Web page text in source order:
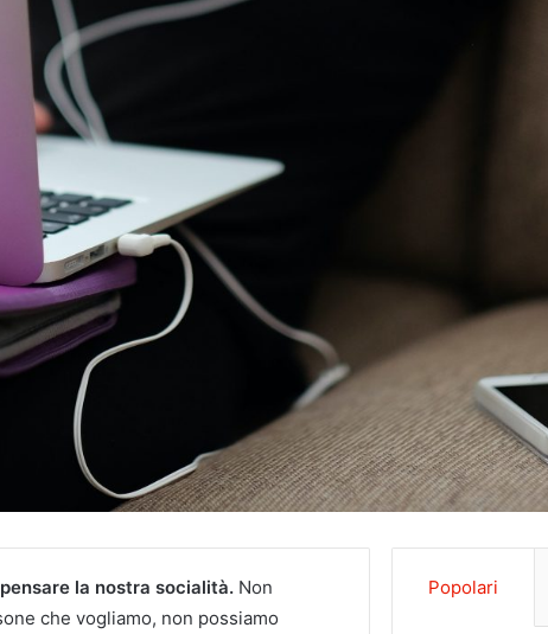
la nostra socialità. Non
che vogliamo, non possiamo
Popolari